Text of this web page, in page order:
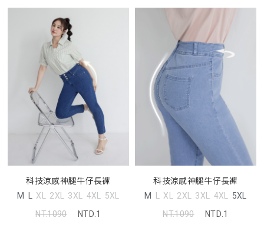
科技涼感神腿牛仔長褲
M L XL 2XL 3XL 4XL 5XL
NT.1090
NTD.1
科技涼感神腿牛仔長褲
M L XL 2XL 3XL 4XL 5XL
NT.1090
NTD.1